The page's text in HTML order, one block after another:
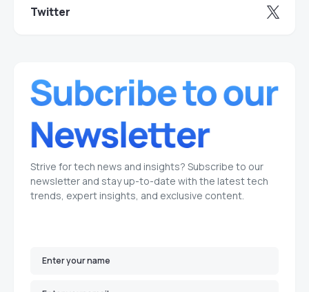
Twitter
Strive for tech news and insights? Subscribe to our
newsletter and stay up-to-date with the latest tech
trends, expert insights, and exclusive content.